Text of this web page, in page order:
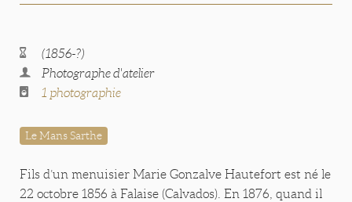
(1856-?)
Photographe d'atelier
1 photographie
Le Mans Sarthe
Fils d’un menuisier Marie Gonzalve Hautefort est né le
22 octobre 1856 à Falaise (Calvados). En 1876, quand il